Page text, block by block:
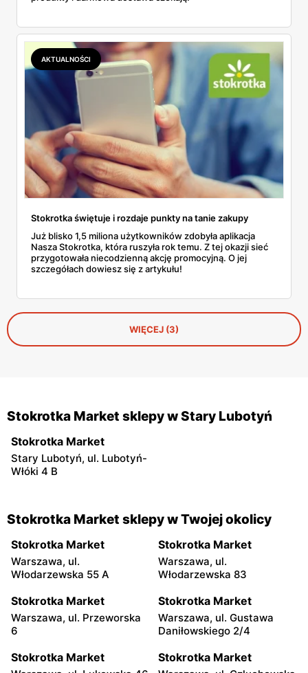
AKTUALNOŚCI
Stokrotka świętuje i rozdaje punkty na tanie zakupy
Już blisko 1,5 miliona użytkowników zdobyła aplikacja
Nasza Stokrotka, która ruszyła rok temu. Z tej okazji sieć
przygotowała niecodzienną akcję promocyjną. O jej
szczegółach dowiesz się z artykułu!
WIĘCEJ (3)
Stokrotka Market sklepy w Stary Lubotyń
Stokrotka Market
Stary Lubotyń, ul. Lubotyń-
Włóki 4 B
Stokrotka Market sklepy w Twojej okolicy
Stokrotka Market
Warszawa, ul.
Włodarzewska 55 A
Stokrotka Market
Warszawa, ul.
Włodarzewska 83
Stokrotka Market
Warszawa, ul. Przeworska
6
Stokrotka Market
Warszawa, ul. Gustawa
Daniłowskiego 2/4
Stokrotka Market Stokrotka Market